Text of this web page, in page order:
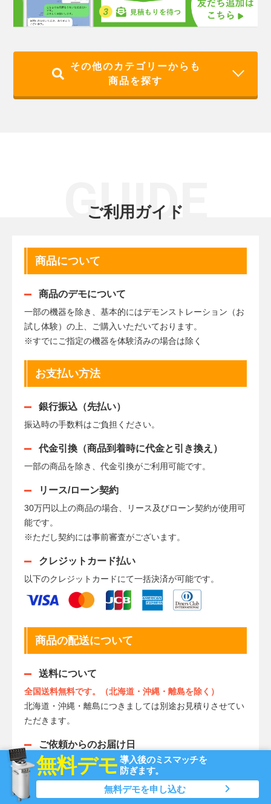
その他のカテゴリーからも
商品を探す
GUIDE
ご利用ガイド
商品について
商品のデモについて
一部の機器を除き、基本的にはデモンストレーション（お
試し体験）の上、ご購入いただいております。
※すでにご指定の機器を体験済みの場合は除く
お支払い方法
銀行振込（先払い）
振込時の手数料はご負担ください。
代金引換（商品到着時に代金と引き換え）
一部の商品を除き、代金引換がご利用可能です。
リース/ローン契約
30万円以上の商品の場合、リース及びローン契約が使用可
能です。
※ただし契約には事前審査がございます。
クレジットカード払い
以下のクレジットカードにて一括決済が可能です。
商品の配送について
送料について
全国送料無料です。（北海道・沖縄・離島を除く）
北海道・沖縄・離島につきましては別途お見積りさせてい
ただきます。
ご依頼からのお届け日
原則ご注文頂いてから1週間以内での納品
ただし、一部商品やメーカー在庫切れの場合、納期に1週
間以上かかる場合がございます。予めご了承ください。
無料デモ 導入後のミスマッチを
防ぎます。
無料デモを申し込む